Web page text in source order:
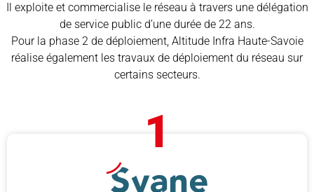
Il exploite et commercialise le réseau à travers une délégation
de service public d’une durée de 22 ans.
Pour la phase 2 de déploiement, Altitude Infra Haute-Savoie
réalise également les travaux de déploiement du réseau sur
certains secteurs.
1